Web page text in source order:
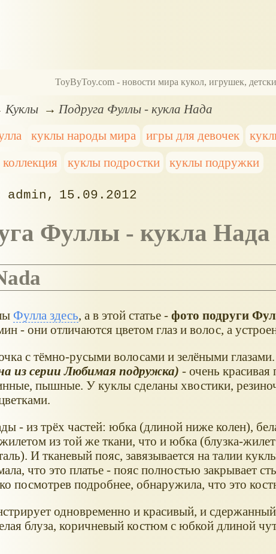
ToyByToy.com - новости мира кукол, игрушек,
Куклы
Подруга Фуллы - кукла Нада
куклы народы мира игры для девочек
куклы подростки куклы подружки
admin 15.09.2012
Фуллы - кукла Нада
Фулла здесь, а в этой статье - фото подруги
- они отличаются цветом глаз и волос, а
с тёмно-русыми волосами и зелёными
из серии Любимая подружка) - очень красивая
пышные. У куклы сделаны хвостики,
- из трёх частей: юбка (длиной ниже колен),
из той же ткани, что и юбка (блузка-
И тканевый пояс, завязывается на талии
что это платье - пояс полностью закрывает
посмотрев подробнее, обнаружила, что это
одновременно и красивый, и
блуза, коричневый костюм с юбкой длиной